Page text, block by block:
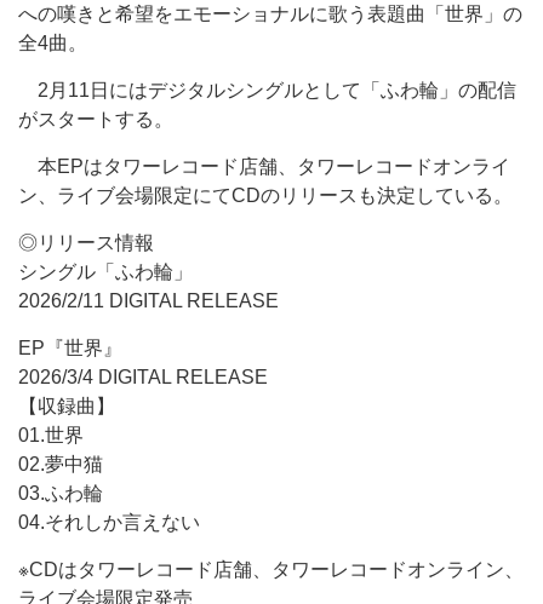
への嘆きと希望をエモーショナルに歌う表題曲「世界」の
全4曲。
2月11日にはデジタルシングルとして「ふわ輪」の配信
がスタートする。
本EPはタワーレコード店舗、タワーレコードオンライ
ン、ライブ会場限定にてCDのリリースも決定している。
◎リリース情報
シングル「ふわ輪」
2026/2/11 DIGITAL RELEASE
EP『世界』
2026/3/4 DIGITAL RELEASE
【収録曲】
01.世界
02.夢中猫
03.ふわ輪
04.それしか言えない
※CDはタワーレコード店舗、タワーレコードオンライン、
ライブ会場限定発売